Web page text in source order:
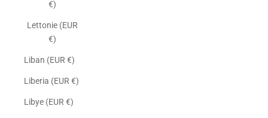
€)
Lettonie (EUR
€)
Liban (EUR €)
Liberia (EUR €)
Libye (EUR €)